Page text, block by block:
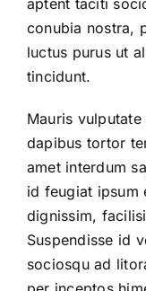
conubia nostra,
luctus purus ut
tincidunt.
Mauris
dapibus tortor
amet interdum
id feugiat ipsum
dignissim,
Suspendisse id
sociosqu ad